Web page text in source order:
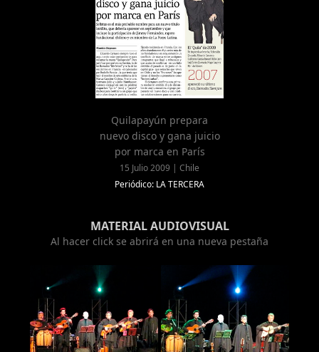
Quilapayún prepara
nuevo disco y gana juicio
por marca en París
15 Julio 2009 | Chile
Periódico: LA TERCERA
MATERIAL AUDIOVISUAL
Al hacer click se abrirá en una nueva pestaña